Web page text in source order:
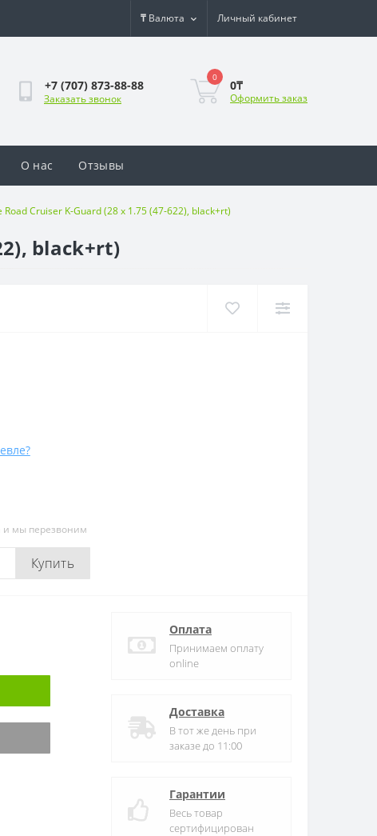
₸ Валюта Личный кабинет
+7 (707) 873-88-88
Заказать звонок
0
0₸
Оформить заказ
О нас Отзывы
Cruiser K-Guard (28 x 1.75 (47-622), black+rt)
black+rt)
и мы перезвоним
Купить
Оплата
Принимаем оплату
online
Доставка
В тот же день при
заказе до 11:00
Гарантии
Весь товар
сертифицирован